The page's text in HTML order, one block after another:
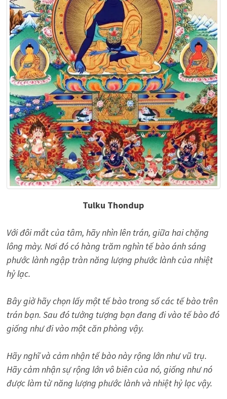
Tulku Thondup
Với đôi mắt của tâm, hãy nhìn lên trán, giữa hai chặng
lông mày. Nơi đó có hàng trăm nghìn tế bào ánh sáng
phước lành ngập tràn năng lượng phước lành của nhiệt
hỷ lạc.
Bây giờ hãy chọn lấy một tế bào trong số các tế bào trên
trán bạn. Sau đó tưởng tượng bạn đang đi vào tế bào đó
giống như đi vào một căn phòng vậy.
Hãy nghĩ và cảm nhận tế bào này rộng lớn như vũ trụ.
Hãy cảm nhận sự rộng lớn vô biên của nó, giống như nó
được làm từ năng lượng phước lành và nhiệt hỷ lạc vậy.